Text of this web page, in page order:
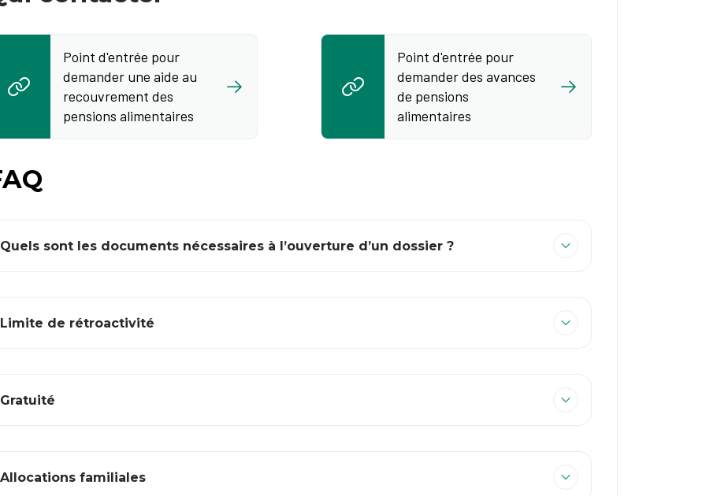
Point d'entrée pour
demander une aide au
recouvrement des
pensions alimentaires
Point d'entrée pour
demander des avances
de pensions
alimentaires
Quels sont les documents nécessaires à l’ouverture d’un dossier ?
Limite de rétroactivité
Gratuité
Allocations familiales